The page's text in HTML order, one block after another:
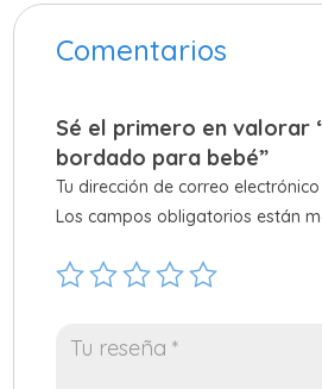
Comentarios
Sé el primero en valorar
bordado para bebé”
Tu dirección de correo
Los campos obligatorios están